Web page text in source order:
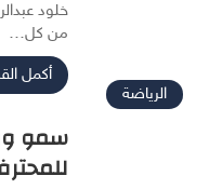
من كل…
أكمل
الرياضة
سمو